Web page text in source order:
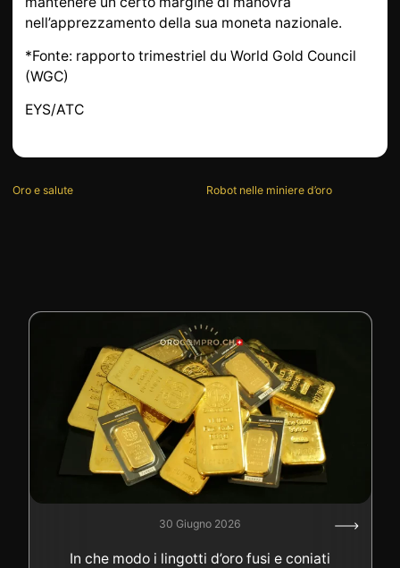
nell’apprezzamento della sua moneta nazionale.
*Fonte: rapporto trimestriel du World Gold Council
(WGC)
EYS/ATC
Oro e salute Robot nelle miniere d’oro
30 Giugno 2026
In che modo i lingotti d’oro fusi e coniati